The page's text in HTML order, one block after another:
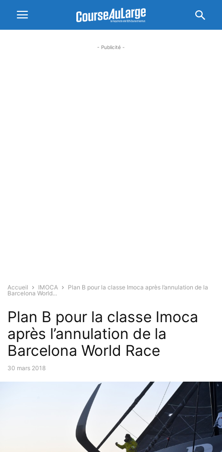
- Publicité -
Accueil IMOCA
Plan B pour la classe Imoca après l’annulation de la
Barcelona World...
Plan B pour la classe Imoca
après l’annulation de la
Barcelona World Race
30 mars 2018